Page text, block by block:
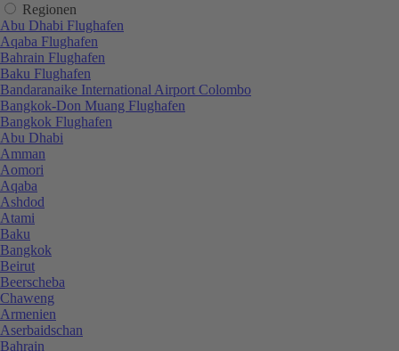
Regionen
Abu Dhabi Flughafen
Aqaba Flughafen
Bahrain Flughafen
Baku Flughafen
Bandaranaike International Airport Colombo
Bangkok-Don Muang Flughafen
Bangkok Flughafen
Abu Dhabi
Amman
Aomori
Aqaba
Ashdod
Atami
Baku
Bangkok
Beirut
Beerscheba
Chaweng
Armenien
Aserbaidschan
Bahrain